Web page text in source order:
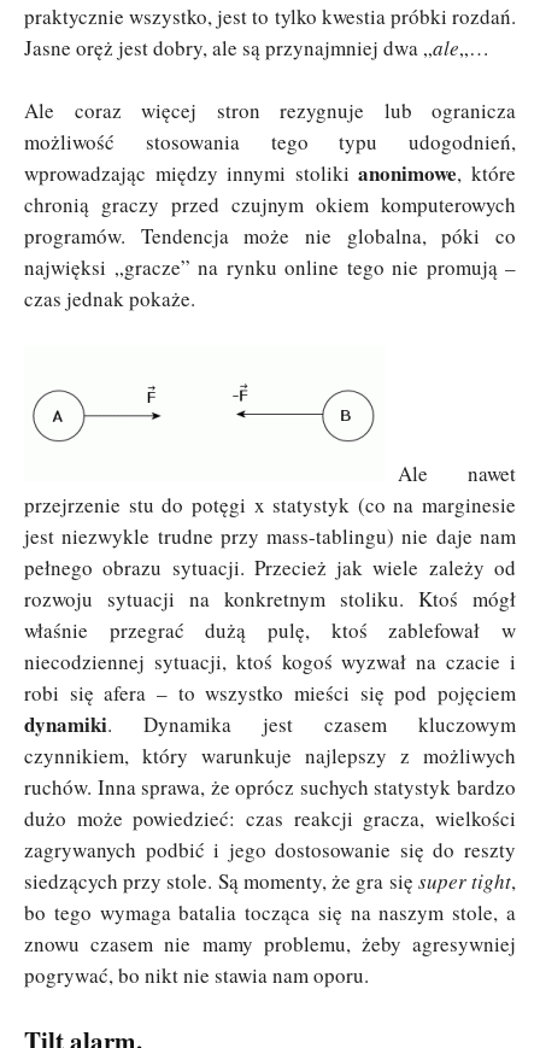
praktycznie wszystko, jest to tylko kwestia próbki rozdań.
Jasne oręż jest dobry, ale są przynajmniej dwa „ale„…
Ale coraz więcej stron rezygnuje lub ogranicza
możliwość stosowania tego typu udogodnień,
wprowadzając między innymi stolikianonimowe, które
chronią graczy przed czujnym okiem komputerowych
programów. Tendencja może nie globalna, póki co
najwięksi „gracze” na rynku online tego nie promują –
czas jednak pokaże.
Ale nawet
przejrzenie stu do potęgi x statystyk (co na marginesie
jest niezwykle trudne przy mass-tablingu) nie daje nam
pełnego obrazu sytuacji. Przecież jak wiele zależy od
rozwoju sytuacji na konkretnym stoliku. Ktoś mógł
właśnie przegrać dużą pulę, ktoś zablefował w
niecodziennej sytuacji, ktoś kogoś wyzwał na czacie i
robi się afera – to wszystko mieści się pod pojęciem
dynamiki. Dynamika jest czasem kluczowym
czynnikiem, który warunkuje najlepszy z możliwych
ruchów. Inna sprawa, że oprócz suchych statystyk bardzo
dużo może powiedzieć: czas reakcji gracza, wielkości
zagrywanych podbić i jego dostosowanie się do reszty
siedzących przy stole. Są momenty, że gra się super tight,
bo tego wymaga batalia tocząca się na naszym stole, a
znowu czasem nie mamy problemu, żeby agresywniej
pogrywać, bo nikt nie stawia nam oporu.
Tilt alarm.